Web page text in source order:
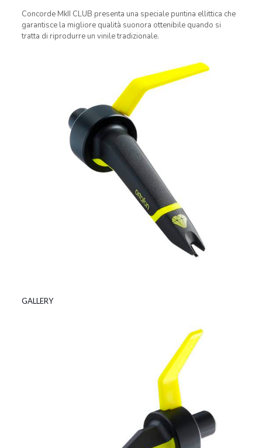
Concorde MkII CLUB presenta una speciale puntina ellittica che
garantisce la migliore qualità suonora ottenibile quando si
tratta di riprodurre un vinile tradizionale.
GALLERY